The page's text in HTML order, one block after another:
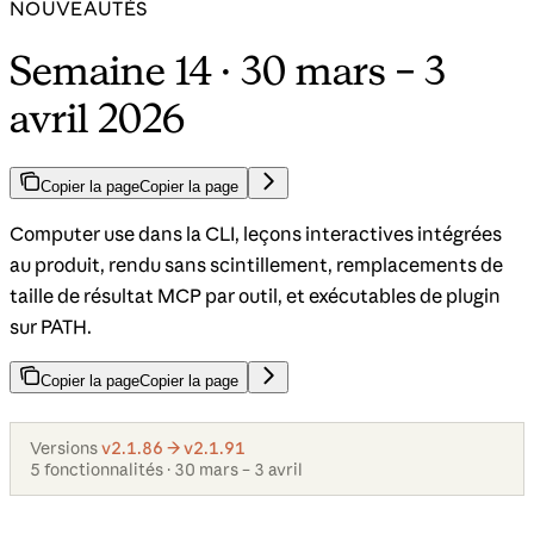
NOUVEAUTÉS
Semaine 14 · 30 mars – 3
avril 2026
Copier la pageCopier la page
Computer use dans la CLI, leçons interactives intégrées
au produit, rendu sans scintillement, remplacements de
taille de résultat MCP par outil, et exécutables de plugin
sur PATH.
Copier la pageCopier la page
Versionsv2.1.86 → v2.1.91
5 fonctionnalités · 30 mars – 3 avril